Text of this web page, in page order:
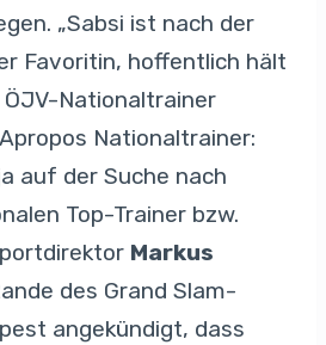
„Sabsi ist nach der
Favoritin, hoffentlich hält
ÖJV-Nationaltrainer
Nationaltrainer:
auf der Suche nach
Top-Trainer bzw.
Markus
des Grand Slam-
angekündigt, dass